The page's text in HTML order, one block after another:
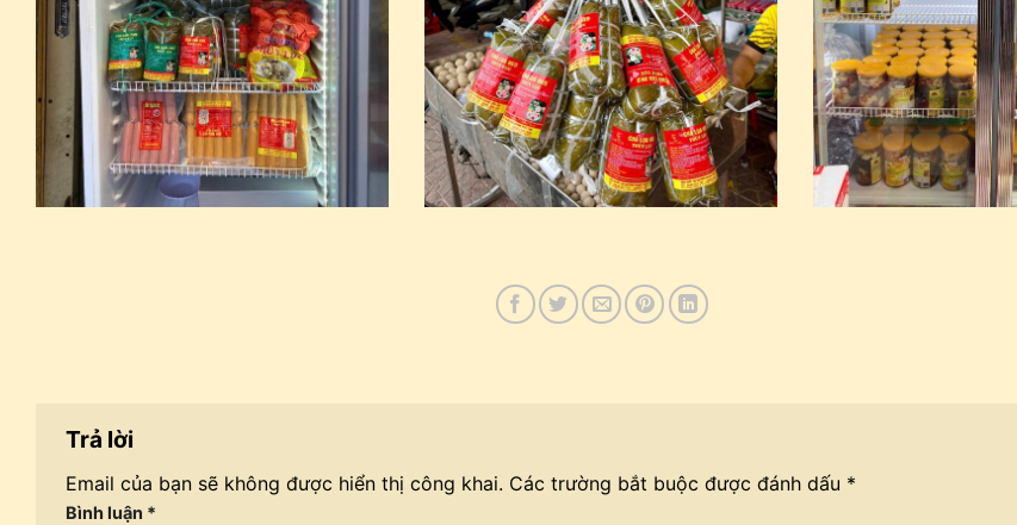
Trả lời
Email của bạn sẽ không được hiển thị công khai. Các trường bắt buộc được đánh dấu *
Bình luận *